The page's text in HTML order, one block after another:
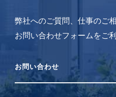
弊社へのご質問、仕事のご
お問い合わせフォームをご
お問い合わせ